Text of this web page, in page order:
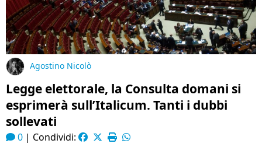
Agostino Nicolò
Legge elettorale, la Consulta domani si
esprimerà sull’Italicum. Tanti i dubbi
sollevati
0 | Condividi: